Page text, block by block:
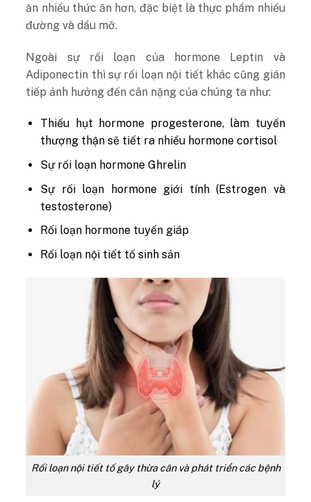
ăn nhiều thức ăn hơn, đặc biệt là thực phẩm nhiều
đường và dầu mỡ.
Ngoài sự rối loạn của hormone Leptin và
Adiponectin thì sự rối loạn nội tiết khác cũng gián
tiếp ảnh hưởng đến cân nặng của chúng ta như:
Thiếu hụt hormone progesterone, làm tuyến
thượng thận sẽ tiết ra nhiều hormone cortisol
Sự rối loạn hormone Ghrelin
Sự rối loạn hormone giới tính (Estrogen và
testosterone)
Rối loạn hormone tuyến giáp
Rối loạn nội tiết tố sinh sản
Rối loạn nội tiết tố gây thừa cân và phát triển các bệnh
lý